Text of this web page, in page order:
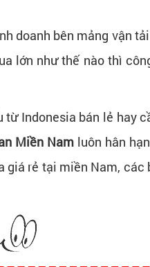
doanh bên mảng vận
lớn như thế nào thì
Indonesia bán lẻ hay
Miền Nam luôn hân
rẻ tại miền Nam,